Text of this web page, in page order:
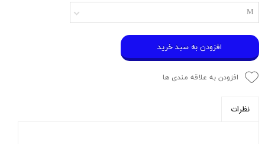
M
افزودن به سبد خرید
افزودن به علاقه مندی ها
نظرات